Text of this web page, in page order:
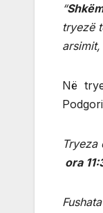
“
tryezë
Në
Tryeza
ora